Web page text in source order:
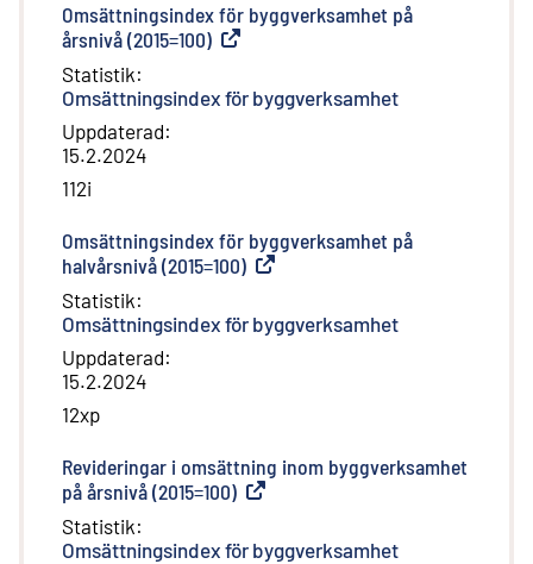
Omsättningsindex för byggverksamhet på
årsnivå (2015=100) Extern länk
Statistik:
Omsättningsindex för byggverksamhet
Uppdaterad:
15.2.2024
112i
Omsättningsindex för byggverksamhet på
halvårsnivå (2015=100) Extern länk
Statistik:
Omsättningsindex för byggverksamhet
Uppdaterad:
15.2.2024
12xp
Revideringar i omsättning inom byggverksamhet
på årsnivå (2015=100) Extern länk
Statistik:
Omsättningsindex för byggverksamhet